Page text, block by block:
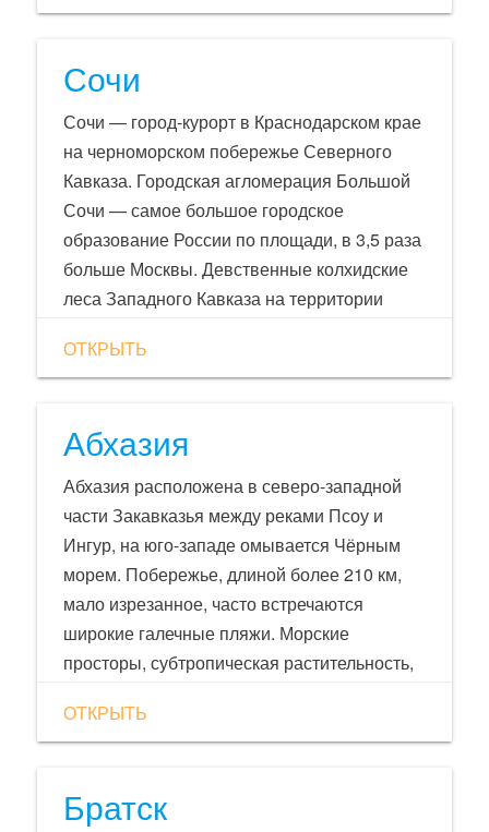
Сочи
Сочи — город-курорт в Краснодарском крае
на черноморском побережье Северного
Кавказа. Городская агломерация Большой
Сочи — самое большое городское
образование России по площади, в 3,5 раза
больше Москвы. Девственные колхидские
леса Западного Кавказа на территории
биосферный заповедник) внесены в список
всемирного наследия ЮНЕСКО.
ОТКРЫТЬ
Абхазия
Абхазия расположена в северо-западной
части Закавказья между реками Псоу и
Ингур, на юго-западе омывается Чёрным
морем. Побережье, длиной более 210 км,
мало изрезанное, часто встречаются
широкие галечные пляжи. Морские
просторы, субтропическая растительность,
придают Абхазии исключительную
живописность
ОТКРЫТЬ
Братск